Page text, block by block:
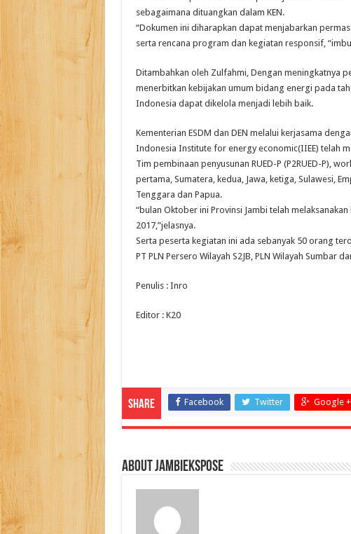
sebagaimana dituangkan dalam KEN.
“Dokumen ini diharapkan dapat menjabarkan
serta rencana program dan kegiatan responsif,
Ditambahkan oleh Zulfahmi, Dengan meningkatnya
menerbitkan kebijakan umum bidang energi pada
Indonesia dapat dikelola menjadi lebih baik.
Kementerian ESDM dan DEN melalui kerjasama
Indonesia Institute for energy economic(IIEE) telah
Tim pembinaan penyusunan RUED-P (P2RUED-P),
pertama, Sumatera, kedua, Jawa, ketiga, Sulawesi,
Tenggara dan Papua.
“bulan Oktober ini Provinsi Jambi telah
2017,”jelasnya.
Serta peserta kegiatan ini ada sebanyak 50 orang
PT PLN Persero Wilayah S2JB, PLN Wilayah Sumbar
Penulis : Inro
Editor : K20
Share Facebook Twitter Google +
About jambiekspose